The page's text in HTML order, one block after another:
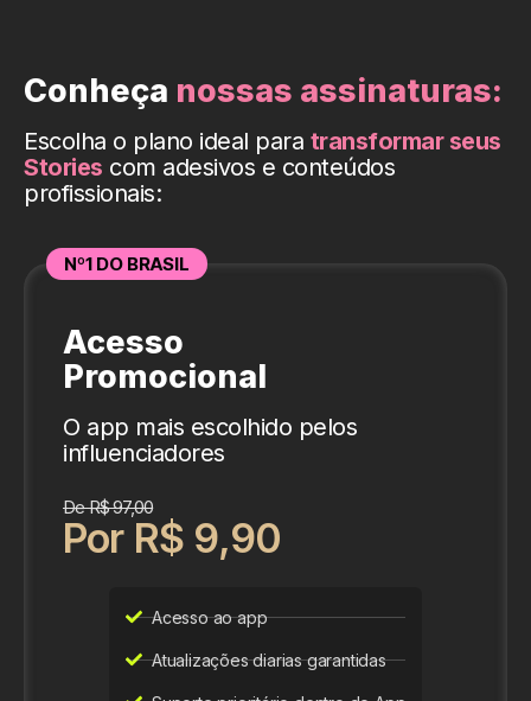
Conheça nossas assinaturas:
Escolha o plano ideal para transformar seus
Stories com adesivos e conteúdos
profissionais:
Nº1 DO BRASIL
Acesso
Promocional
O app mais escolhido pelos
influenciadores
De R$ 97,00
Por R$ 9,90
Acesso ao app
Atualizações diarias garantidas